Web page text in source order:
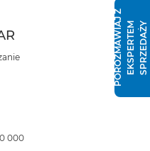
000
P
O
R
O
Z
M
A
W
IA
J
Z
E
K
S
P
E
R
T
EM
S
P
R
Z
E
D
A
Ż Y